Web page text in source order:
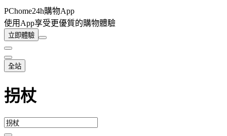
PChome24h購物App
使用App享受更優質的購物體驗
立即體驗
全站
拐杖